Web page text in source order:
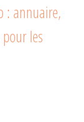
: annuaire,
les